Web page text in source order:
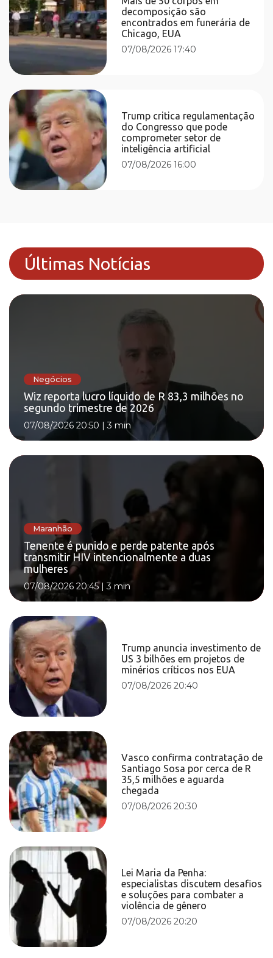
decomposição são
encontrados em funerária de
Chicago, EUA
07/08/2026 17:40
Trump critica regulamentação
do Congresso que pode
comprometer setor de
inteligência artificial
07/08/2026 16:00
Últimas Notícias
Negócios
Wiz reporta lucro líquido de R 83,3 milhões no
segundo trimestre de 2026
07/08/2026 20:50 |3 min
Maranhão
Tenente é punido e perde patente após
transmitir HIV intencionalmente a duas
mulheres
07/08/2026 20:45|3 min
Trump anuncia investimento de
US 3 bilhões em projetos de
minérios críticos nos EUA
07/08/2026 20:40
Vasco confirma contratação de
Santiago Sosa por cerca de R
35,5 milhões e aguarda
chegada
07/08/2026 20:30
Lei Maria da Penha:
especialistas discutem desafios
e soluções para combater a
violência de gênero
07/08/2026 20:20